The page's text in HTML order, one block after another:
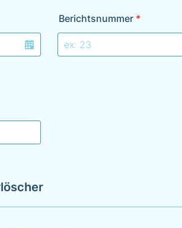
Berichtsnummer *